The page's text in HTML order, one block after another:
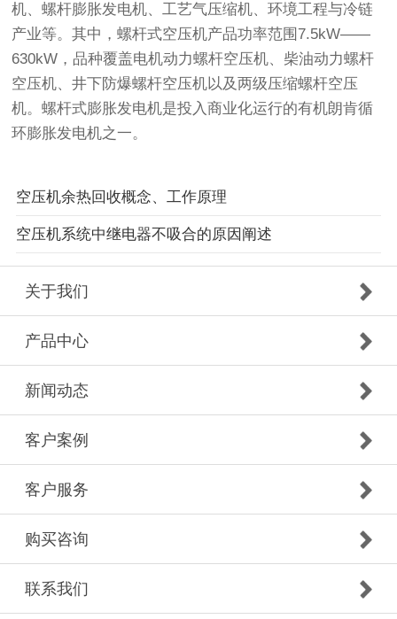
机、螺杆膨胀发电机、工艺气压缩机、环境工程与冷链
产业等。其中，螺杆式空压机产品功率范围7.5kW——
630kW，品种覆盖电机动力螺杆空压机、柴油动力螺杆
空压机、井下防爆螺杆空压机以及两级压缩螺杆空压
机。螺杆式膨胀发电机是投入商业化运行的有机朗肯循
环膨胀发电机之一。
空压机余热回收概念、工作原理
空压机系统中继电器不吸合的原因阐述
关于我们
产品中心
新闻动态
客户案例
客户服务
购买咨询
联系我们